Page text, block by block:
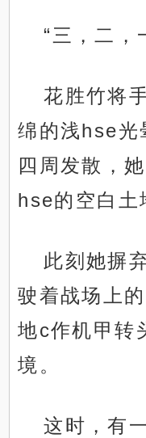
“三，二，
花胜竹将
绵的浅hse光
四周发散，
hse的空白土
此刻她摒
驶着战场上
地c作机甲转
境。
这时，有